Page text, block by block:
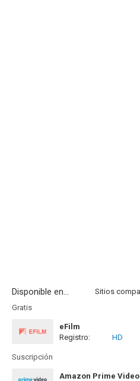
Disponible en...
Gratis
eFilm
Registro:
HD
Suscripción
Amazon Prime Video